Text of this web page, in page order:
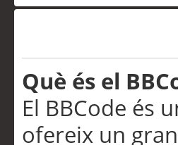
Què és el
El BBCode és
ofereix un